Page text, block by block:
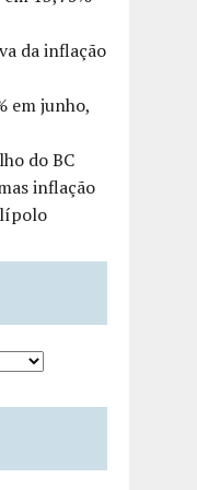
da inflação
em junho,
do BC
inflação